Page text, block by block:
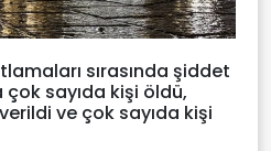
sırasında şiddet
sayıda kişi öldü,
ve çok sayıda kişi